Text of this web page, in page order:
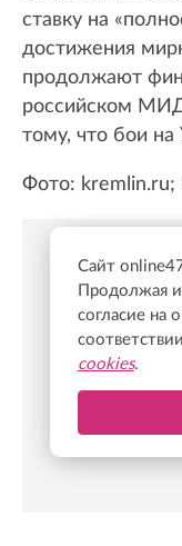
ставку на
достижения
продолжают
российском
тому, что бои
Фото:
Новости
Сайт
Продолжая
согласие на
cookies.